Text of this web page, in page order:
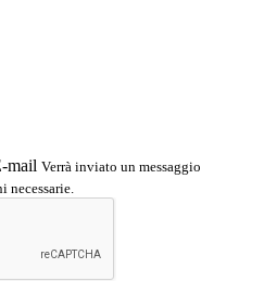
mail Verrà inviato un messaggio
necessarie.